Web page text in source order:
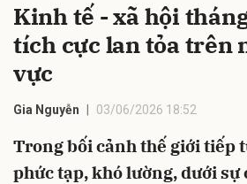
Kinh tế - xã hội
tích cực lan tỏa trên
vực
Gia Nguyễn 03/06/2026 18:52
Trong bối cảnh thế giới tiếp
phức tạp, khó lường, dưới sự